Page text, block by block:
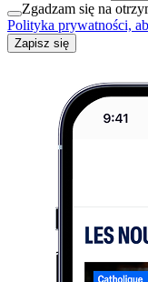
Zgadzam się na
Polityka prywatności,
Zapisz się